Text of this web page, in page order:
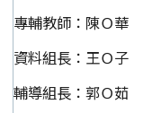
專輔教師：陳Ｏ華
資料組長：王Ｏ子
輔導組長：郭Ｏ茹